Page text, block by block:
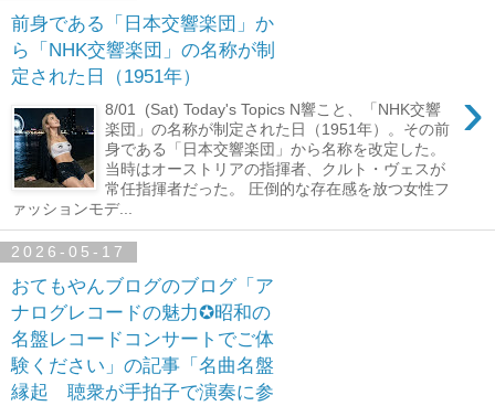
前身である「日本交響楽団」か
ら「NHK交響楽団」の名称が制
定された日（1951年）
›
8/01 (Sat) Today's Topics N響こと、「NHK交響
楽団」の名称が制定された日（1951年）。その前
身である「日本交響楽団」から名称を改定した。
当時はオーストリアの指揮者、クルト・ヴェスが
常任指揮者だった。 圧倒的な存在感を放つ女性フ
ァッションモデ...
2026-05-17
おてもやんブログのブログ「ア
ナログレコードの魅力✪昭和の
名盤レコードコンサートでご体
験ください」の記事「名曲名盤
縁起 聴衆が手拍子で演奏に参